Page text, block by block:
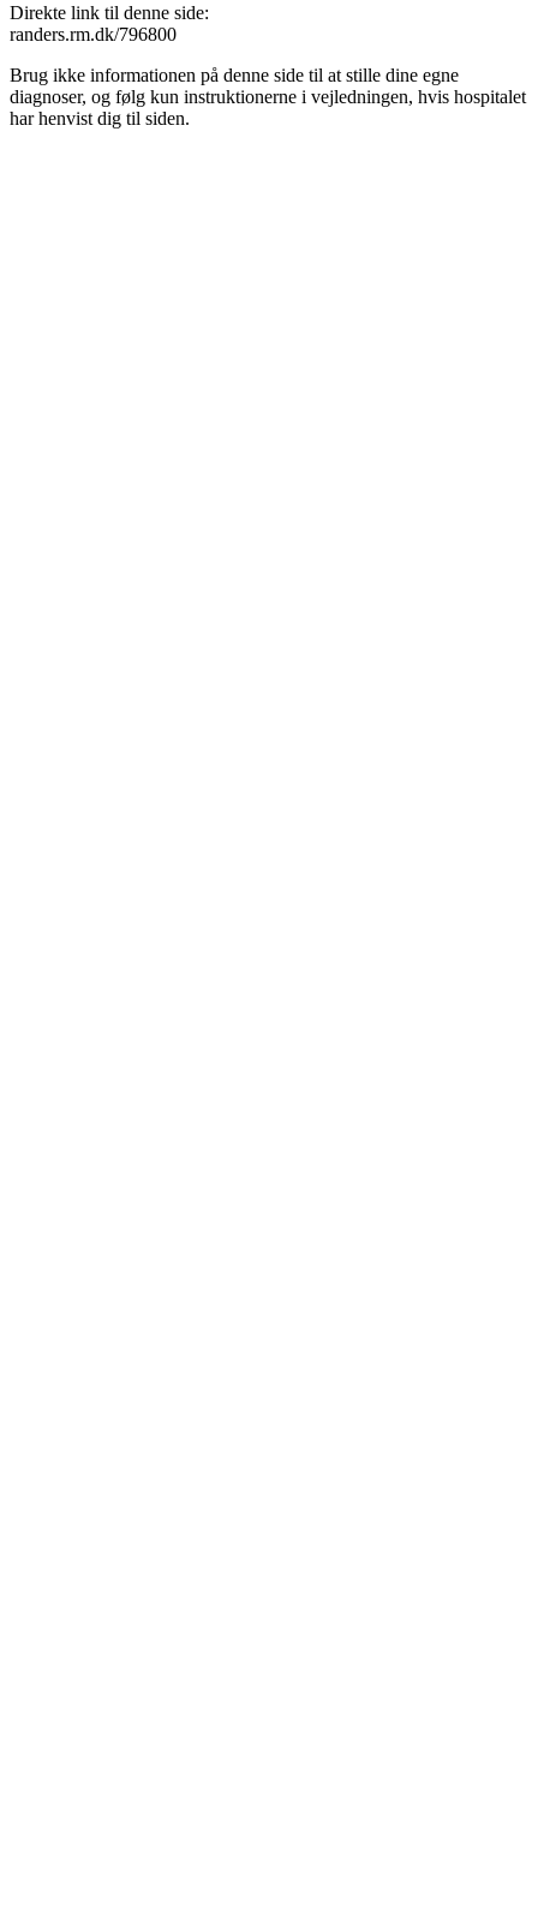
Direkte link til denne side:
randers.rm.dk/796800
Brug ikke informationen på denne side til at stille dine egne
diagnoser, og følg kun instruktionerne i vejledningen, hvis hospitalet
har henvist dig til siden.